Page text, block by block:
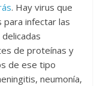
. Hay virus que
para infectar las
de proteínas y
de ese tipo
neumonía,